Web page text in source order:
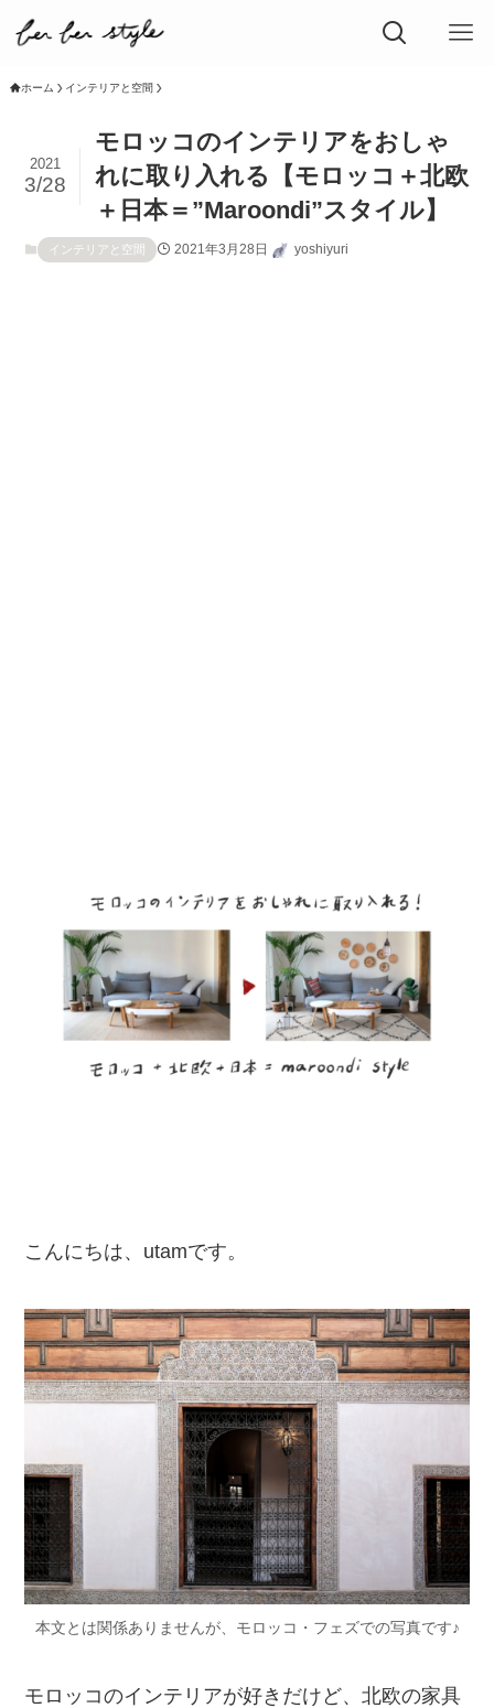
ホーム インテリアと空間
モロッコのインテリアをおしゃ
れに取り入れる【モロッコ＋北欧
＋日本＝”Maroondi”スタイル】
2021
3/28
インテリアと空間 2021年3月28日 yoshiyuri
こんにちは、utamです。
本文とは関係ありませんが、モロッコ・フェズでの写真です♪
モロッコのインテリアが好きだけど、北欧の家具